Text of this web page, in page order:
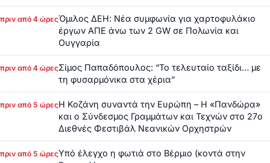
πριν από 4 ώρεςΌμιλος ΔΕΗ: Νέα συμφωνία για χαρτοφυλάκιο
έργων ΑΠΕ άνω των 2 GW σε Πολωνία και
Ουγγαρία
πριν από 4 ώρεςΣίμος Παπαδόπουλος: “Το τελευταίο ταξίδι… με
τη φυσαρμόνικα στα χέρια”
πριν από 5 ώρεςΗ Κοζάνη συναντά την Ευρώπη – Η «Πανδώρα»
και ο Σύνδεσμος Γραμμάτων και Τεχνών στο 27ο
Διεθνές Φεστιβάλ Νεανικών Ορχηστρών
πριν από 5 ώρεςΥπό έλεγχο η φωτιά στο Βέρμιο (κοντά στην